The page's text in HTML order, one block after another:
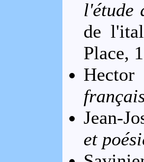
l'étude
de
Place,
Jean-
et